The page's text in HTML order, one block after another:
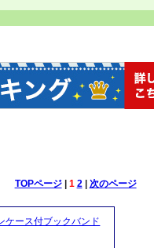
TOPページ| 1 2| 次のページ
ケース付ブックバンド